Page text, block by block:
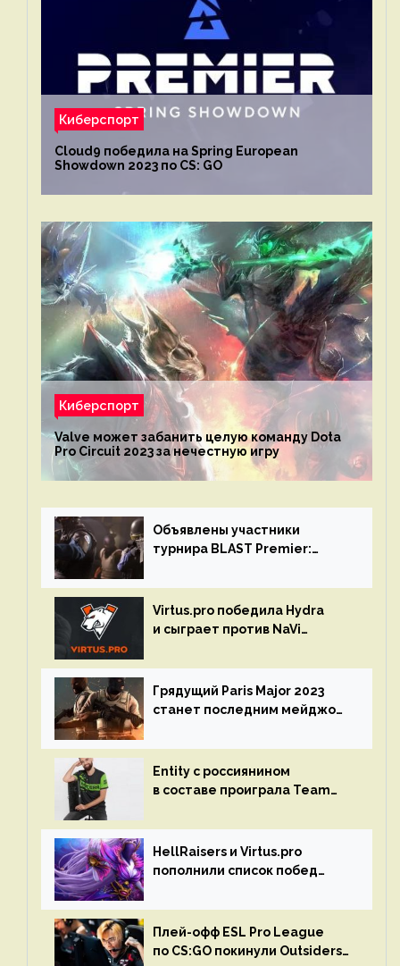
Киберспорт
Cloud9 победила на Spring European
Showdown 2023 по CS: GO
Киберспорт
Valve может забанить целую команду Dota
Pro Circuit 2023 за нечестную игру
Объявлены участники
турнира BLAST Premier:
Virtus.pro победила Hydra
и сыграет против NaVi
Грядущий Paris Major 2023
станет последним мейджор-
Entity с россиянином
в составе проиграла Team
HellRaisers и Virtus.pro
пополнили список побед
Плей-офф ESL Pro League
по CS:GO покинули Outsiders